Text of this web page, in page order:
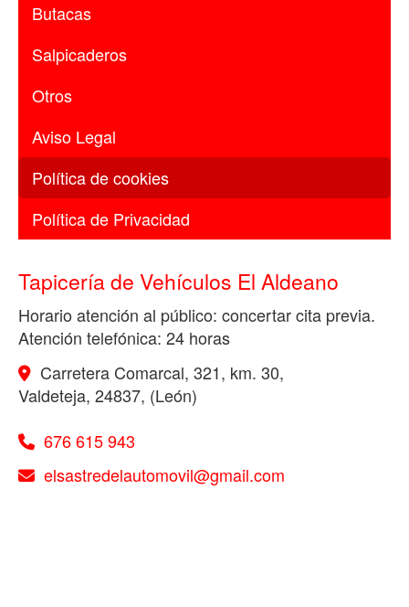
Butacas
Salpicaderos
Otros
Aviso Legal
Política de cookies
Política de Privacidad
Tapicería de Vehículos El Aldeano
Horario atención al público: concertar cita previa.
Atención telefónica: 24 horas
Carretera Comarcal, 321, km. 30,
Valdeteja, 24837, (León)
676 615 943
elsastredelautomovil
gmail.com